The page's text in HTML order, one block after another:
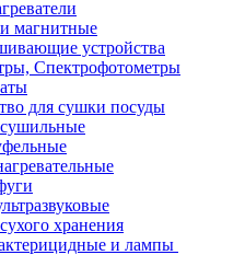
магнитные
устройства
Спектрофотометры
для сушки посуды
хранения
и лампы